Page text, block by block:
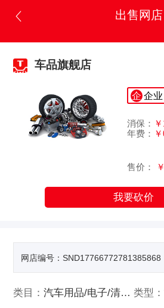
出售网店
车品旗舰店
企 企业
消保：
年费：
售价： ￥
我要砍价
网店编号：SND17766772781385868
类目：汽车用品/电子/清洗/改装 类型：